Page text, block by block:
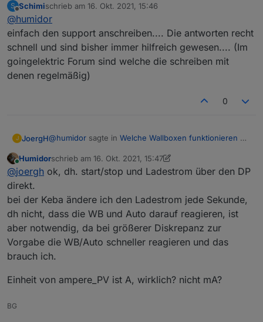
nicht in Ö angekommen ?? da weiß ich gar nicht wie
S
Offline
Schimischrieb am 16. Okt. 2021, 15:46
zuletzt editiert von
@humidor
einfach den support anschreiben.... Die antworten recht
schnell und sind bisher immer hilfreich gewesen.... (Im
goingelektric Forum sind welche die schreiben mit
denen regelmäßig)
0
J JoergH@humidor sagte in Welche Wallboxen funktionieren mit
über "max_ampere" den Ladestrom?
Nein, da zeigt er das mögliche Maximum an..
amperePV musste nehmen...
Allerdings sollte man mit dem Schreiben vermutlich
nicht übertreiben wenn einem was an seinem
Minuten, zwischendrin bilde ich einen Mittelwert.
Online
Humidorschrieb am 16. Okt. 2021, 15:47
zuletzt editiert von Humidor
@joergh ok, dh. start/stop und Ladestrom über den DP
direkt.
bei der Keba ändere ich den Ladestrom jede Sekunde,
dh nicht, dass die WB und Auto darauf reagieren, ist
aber notwendig, da bei größerer Diskrepanz zur
Vorgabe die WB/Auto schneller reagieren und das
brauch ich.
Einheit von ampere_PV ist A, wirklich? nicht mA?
BG